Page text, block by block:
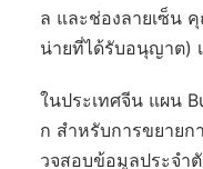
ล และช่องลายเซ็น
น่ายที่ได้รับอนุญาต)
ในประเทศจีน แผน
ก สำหรับการขยายก
วจสอบข้อมูลประจำ